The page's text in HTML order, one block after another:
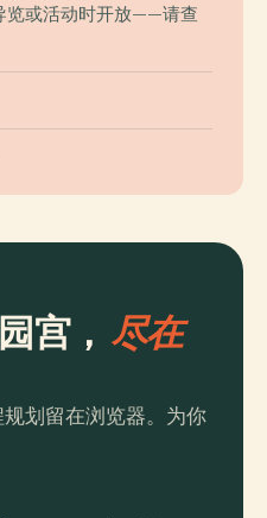
览或活动时开放——请查
宫，尽在
划留在浏览器。为你